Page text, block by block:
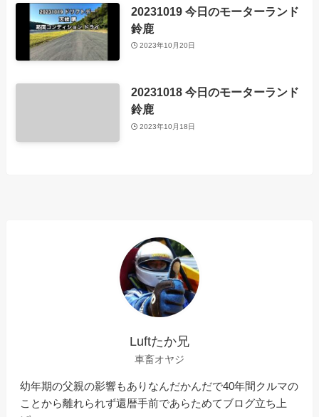
20231019 今日のモーターランド
鈴鹿
2023年10月20日
20231018 今日のモーターランド
鈴鹿
2023年10月18日
Luftたか兄
車畜オヤジ
幼年期の父親の影響もありなんだかんだで40年間クルマの
ことから離れられず還暦手前であらためてブログ立ち上